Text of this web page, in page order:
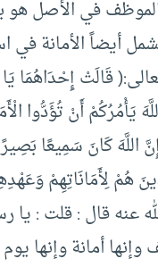
في الأصل هو
أيضاً الأمانة في
قَالَتْ
يَأْمُرُكُمْ أَنْ تُؤَدُّوا
اللَّهَ كَانَ سَمِيعًا
هُمْ لِأَمَانَاتِهِمْ
عنه قال : قلت : يا
أمانة وإنها